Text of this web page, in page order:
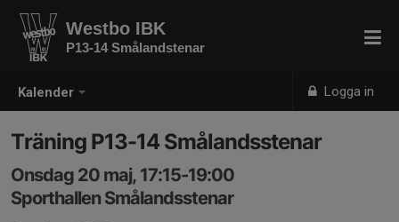
Kalender Logga in
Westbo IBK
P13-14 Smålandstenar
Träning P13-14 Smålandsstenar
Onsdag 20 maj, 17:15-19:00
Sporthallen Smålandsstenar